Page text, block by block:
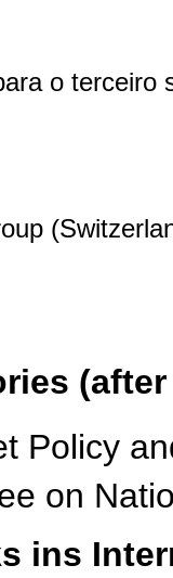
o terceiro
(after
Policy
on
ins